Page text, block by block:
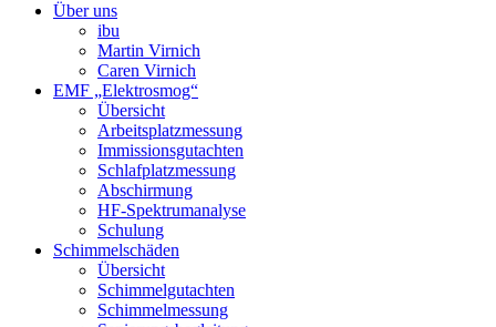
Über uns
ibu
Martin Virnich
Caren Virnich
EMF „Elektrosmog“
Übersicht
Arbeitsplatzmessung
Immissionsgutachten
Schlafplatzmessung
Abschirmung
HF-Spektrumanalyse
Schulung
Schimmelschäden
Übersicht
Schimmelgutachten
Schimmelmessung